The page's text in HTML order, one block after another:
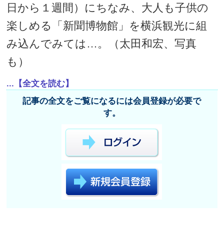
日から１週間）にちなみ、大人も子供の
楽しめる「新聞博物館」を横浜観光に組
み込んでみては…。（太田和宏、写真
も）
...【全文を読む】
記事の全文をご覧になるには会員登録が必要で
す。